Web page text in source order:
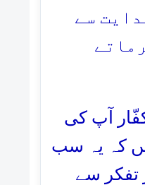
سے
آپ کی
کہ یہ سب
تفکر سے